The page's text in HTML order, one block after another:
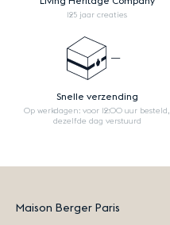
125 jaar creaties
Snelle verzending
Op werkdagen: voor 12:00 uur besteld,
dezelfde dag verstuurd
Maison Berger Paris